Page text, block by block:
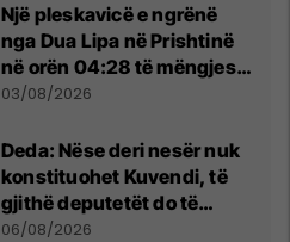
Një pleskavicë e ngrënë
nga Dua Lipa në Prishtinë
në orën 04:28 të mëngjesit
- dhe bota digjitale serbe
03/08/2026
Deda: Nëse deri nesër nuk
konstituohet Kuvendi, të
gjithë deputetët do të
bëjnë shkelje të rëndë
06/08/2026